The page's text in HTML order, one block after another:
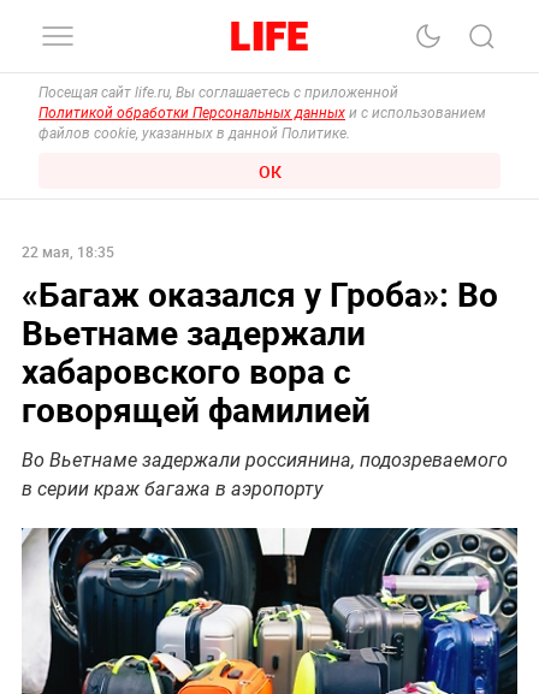
Посещая сайт life.ru, Вы соглашаетесь с приложенной
Политикой обработки Персональных данных и с использованием
файлов cookie, указанных в данной Политике.
ОК
22 мая, 18:35
«Багаж оказался у Гроба»: Во
Вьетнаме задержали
хабаровского вора с
говорящей фамилией
Во Вьетнаме задержали россиянина, подозреваемого
в серии краж багажа в аэропорту